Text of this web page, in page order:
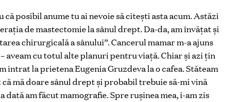
posibil anume tu ai nevoie să citești asta acum. Astăzi
de mastectomie la sânul drept. Da-da, am învățat și
chirurgicală a sânului”. Cancerul mamar m-a ajuns
aveam cu totul alte planuri pentru viață. Chiar și azi țin
intrat la prietena Eugenia Gruzdeva la o cafea. Stăteam
mă doare sânul drept și probabil trebuie să-mi vină
am făcut mamografie. Spre rușinea mea, i-am zis